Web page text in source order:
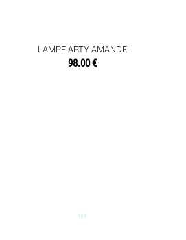
LAMPE ARTY AMANDE
98.00 €